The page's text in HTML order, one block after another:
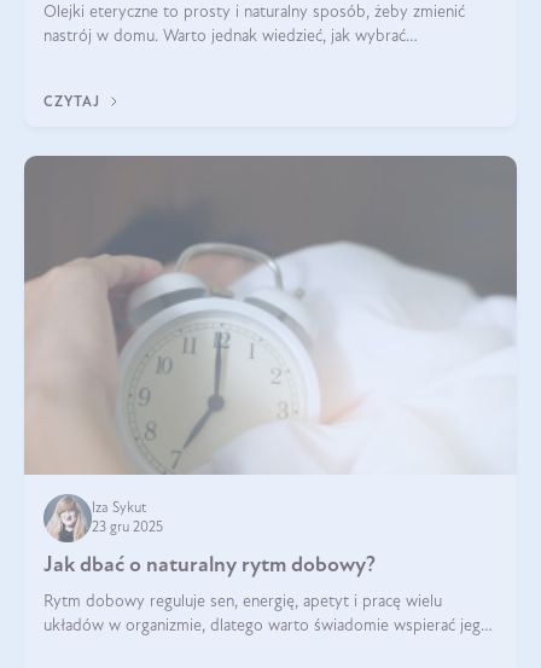
Olejki eteryczne to prosty i naturalny sposób, żeby zmienić
nastrój w domu. Warto jednak wiedzieć, jak wybrać
kryteria wyboru!
CZYTAJ
Iza Sykut
23 gru 2025
Jak dbać o naturalny rytm dobowy?
Rytm dobowy reguluje sen, energię, apetyt i pracę wielu
układów w organizmie, dlatego warto świadomie wspierać jego